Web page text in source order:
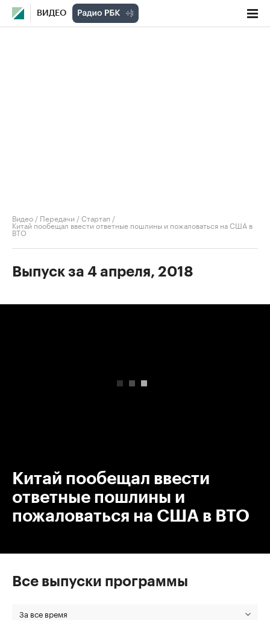
ВИДЕО
Видео / Передачи /Стартап /
Китай пообещал ввести ответные пошлины и пожаловаться на США в
ВТО
Выпуск за 4 апреля, 2018
Китай пообещал ввести
ответные пошлины и
пожаловаться на США в ВТО
Все выпуски программы
За все время